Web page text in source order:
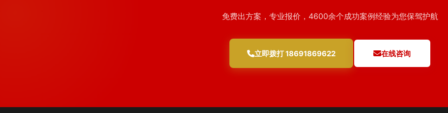
免费出方案，专业报价，4600余个成功案例经验为您保驾护航
立即拨打 18691869622 在线咨询